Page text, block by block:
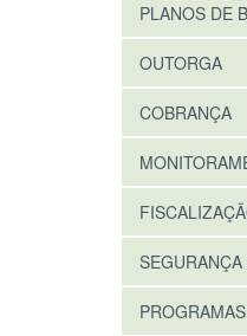
PLANOS DE
OUTORGA
COBRANÇA